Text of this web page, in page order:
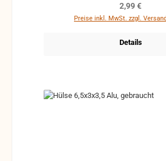
Regulärer
2,99 €
Preise inkl. MwSt. zzgl.
Details